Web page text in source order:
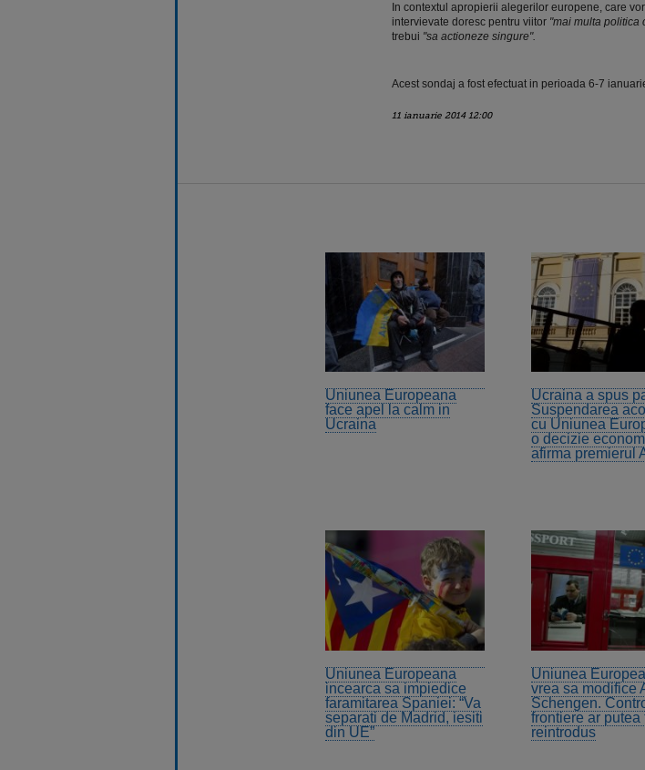
In contextul apropierii alegerilor europene, care
intervievate doresc pentru viitor "mai multa politica
trebui "sa actioneze singure".
Acest sondaj a fost efectuat in perioada 6-7
11 ianuarie 2014 12:00
Uniunea Europeana
face apel la calm in
Ucraina
Ucraina a spus
Suspendarea
cu Uniunea
o decizie
afirma premierul
Uniunea Europeana
incearca sa impiedice
faramitarea Spaniei: “Va
separati de Madrid, iesiti
din UE”
Uniunea
vrea sa modifice
Schengen.
frontiere ar putea
reintrodus